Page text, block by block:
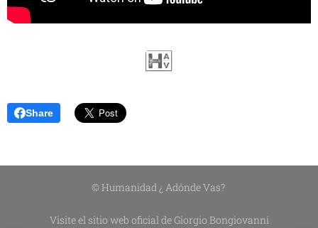
Share
© Humanidad ¿ Adónde Vas?
Visite el sitio web oficial de Giorgio Bongiovanni